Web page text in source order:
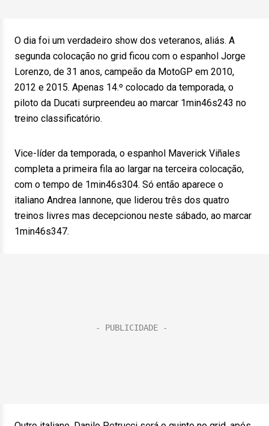
O dia foi um verdadeiro show dos veteranos, aliás. A
segunda colocação no grid ficou com o espanhol Jorge
Lorenzo, de 31 anos, campeão da MotoGP em 2010,
2012 e 2015. Apenas 14.º colocado da temporada, o
piloto da Ducati surpreendeu ao marcar 1min46s243 no
treino classificatório.
Vice-líder da temporada, o espanhol Maverick Viñales
completa a primeira fila ao largar na terceira colocação,
com o tempo de 1min46s304. Só então aparece o
italiano Andrea Iannone, que liderou três dos quatro
treinos livres mas decepcionou neste sábado, ao marcar
1min46s347.